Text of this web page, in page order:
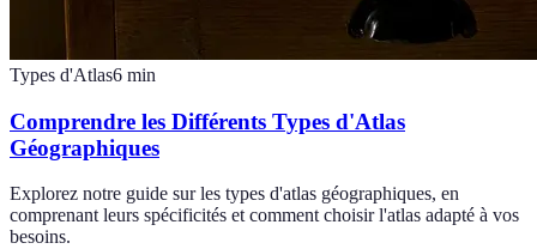
Types d'Atlas6 min
Comprendre les Différents Types d'Atlas
Géographiques
Explorez notre guide sur les types d'atlas géographiques, en
comprenant leurs spécificités et comment choisir l'atlas adapté à vos
besoins.